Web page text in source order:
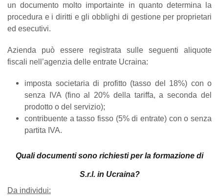
un documento molto importainte in quanto determina la
procedura e i diritti e gli obblighi di gestione per proprietari
ed esecutivi.
Azienda può essere registrata sulle seguenti aliquote
fiscali nell’agenzia delle entrate Ucraina:
imposta societaria di profitto (tasso del 18%) con o
senza IVA (fino al 20% della tariffa, a seconda del
prodotto o del servizio);
contribuente a tasso fisso (5% di entrate) con o senza
partita IVA.
Quali documenti sono richiesti per la formazione di
S.r.l. in Ucraina?
Da individui: